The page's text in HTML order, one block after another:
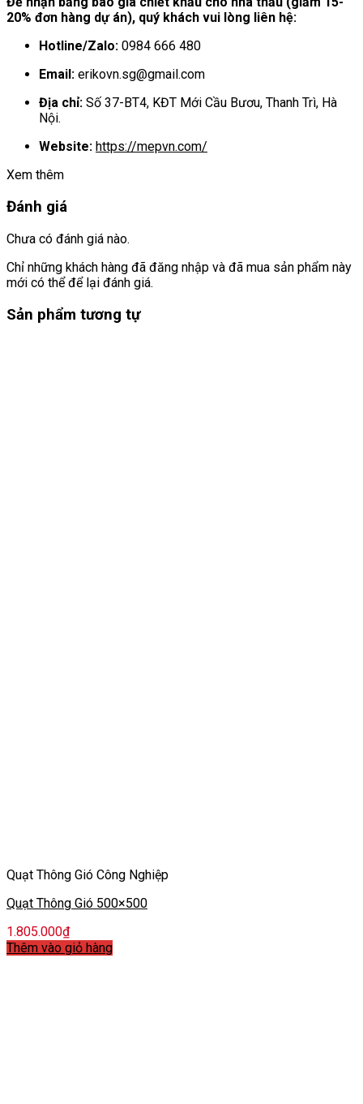
20% đơn hàng dự án), quý khách vui lòng liên hệ:
Hotline/Zalo: 0984 666 480
Email: erikovn.sg@gmail.com
Địa chỉ: Số 37-BT4, KĐT Mới Cầu Bươu, Thanh Trì, Hà
Nội.
Website: https://mepvn.com/
Xem thêm
Đánh giá
Chưa có đánh giá nào.
Chỉ những khách hàng đã đăng nhập và đã mua sản phẩm này
mới có thể để lại đánh giá.
Sản phẩm tương tự
Quạt Thông Gió Công Nghiệp
Quạt Thông Gió 500×500
1.805.000₫
Thêm vào giỏ hàng